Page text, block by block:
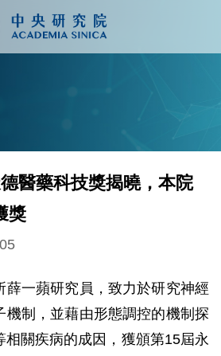
醫藥科技獎揭曉，本院
獎
薛一蘋研究員，致力於研究神經
機制，並藉由形態調控的機制探
相關疾病的成因，獲頒第15屆永